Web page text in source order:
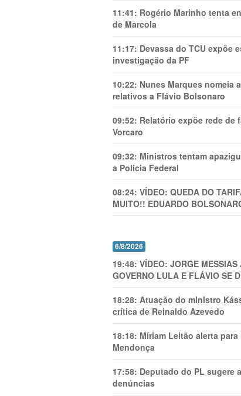
11:41: Rogério Marinho tenta
de Marcola
11:17: Devassa do TCU expõe
investigação da PF
10:22: Nunes Marques nomeia
relativos a Flávio Bolsonaro
09:52: Relatório expõe rede de
Vorcaro
09:32: Ministros tentam
a Polícia Federal
08:24: VÍDEO: QUEDA DO
MUITO!! EDUARDO
6/8/2026
19:48: VÍDEO: JORGE
GOVERNO LULA E FLÁVIO SE
18:28: Atuação do ministro
crítica de Reinaldo Azevedo
18:18: Míriam Leitão alerta
Mendonça
17:58: Deputado do PL sugere
denúncias